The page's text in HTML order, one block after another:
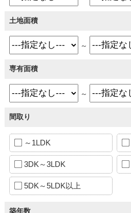
土地面積
～
専有面積
～
間取り
～1LDK
3DK～3LDK
5DK～5LDK以上
築年数